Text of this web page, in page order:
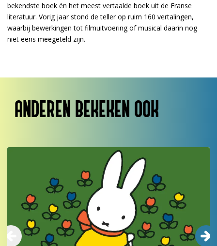
bekendste boek én het meest vertaalde boek uit de Franse
literatuur. Vorig jaar stond de teller op ruim 160 vertalingen,
waarbij bewerkingen tot filmuitvoering of musical daarin nog
niet eens meegeteld zijn.
ANDEREN BEKEKEN OOK